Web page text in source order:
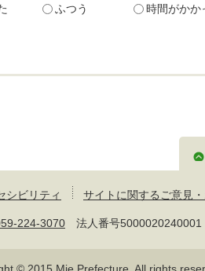
ふつう 時間がかか
シビリティ サイトに関するご意見
224-3070 法人番号5000020240001